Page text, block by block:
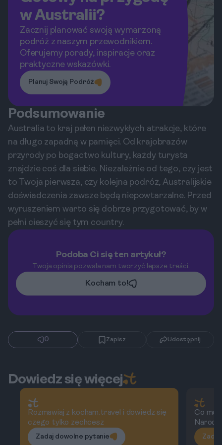
w Australii?
Zacznij planować swoją wymarzoną
podróż z naszym przewodnikiem.
Oferujemy porady, inspiracje oraz
praktyczne wskazówki.
Planuj Swoją Podróż
Podsumowanie
Australia to kraj pełen niezwykłych atrakcje, które
na długo zapadną w pamięci. Od krajobrazów
przyrody po bogactwo kultury, każdy turysta
znajdzie coś dla siebie. Niezależnie od tego, czy jest
to Twoja pierwsza, czy kolejna podróż, Australijskie
doświadczenia zawsze będą niepowtarzalne. Przed
wyruszeniem warto się dobrze przygotować, by w
pełni cieszyć się tym country.
Podoba Ci się ten artykuł?
Twoja opinia pozwala nam tworzyć lepsze treści.
Kocham to!
0 Zapisz Udostępnij
Dowiedz się więcej
Rozmawiaj z kocham.travel i dowiedz się
czego tylko zechcesz
Zadaj dowolne pytanie
Co